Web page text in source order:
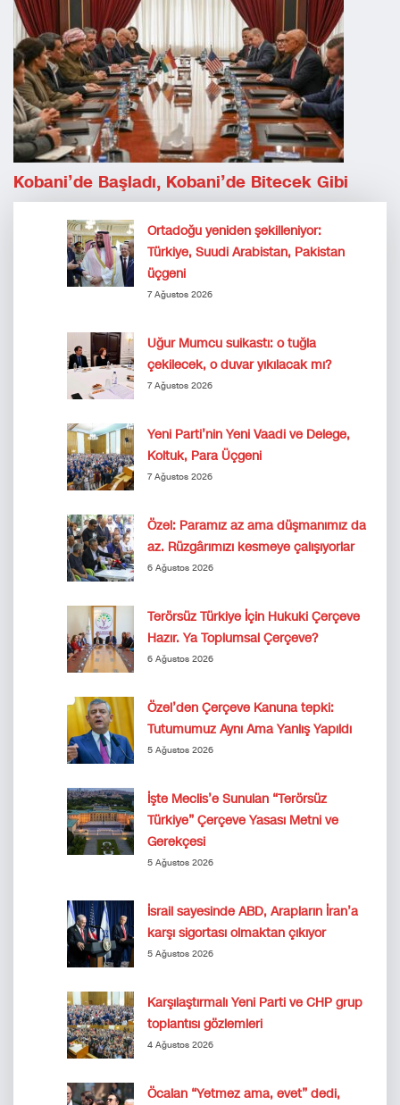
Kobani’de Başladı, Kobani’de Bitecek Gibi
Ortadoğu yeniden şekilleniyor:
Türkiye, Suudi Arabistan, Pakistan
üçgeni
7 Ağustos 2026
Uğur Mumcu suikastı: o tuğla
çekilecek, o duvar yıkılacak mı?
7 Ağustos 2026
Yeni Parti’nin Yeni Vaadi ve Delege,
Koltuk, Para Üçgeni
7 Ağustos 2026
Özel: Paramız az ama düşmanımız da
az. Rüzgârımızı kesmeye çalışıyorlar
6 Ağustos 2026
Terörsüz Türkiye İçin Hukuki Çerçeve
Hazır. Ya Toplumsal Çerçeve?
6 Ağustos 2026
Özel’den Çerçeve Kanuna tepki:
Tutumumuz Aynı Ama Yanlış Yapıldı
5 Ağustos 2026
İşte Meclis’e Sunulan “Terörsüz
Türkiye” Çerçeve Yasası Metni ve
Gerekçesi
5 Ağustos 2026
İsrail sayesinde ABD, Arapların İran’a
karşı sigortası olmaktan çıkıyor
5 Ağustos 2026
Karşılaştırmalı Yeni Parti ve CHP grup
toplantısı gözlemleri
4 Ağustos 2026
Öcalan “Yetmez ama, evet” dedi,